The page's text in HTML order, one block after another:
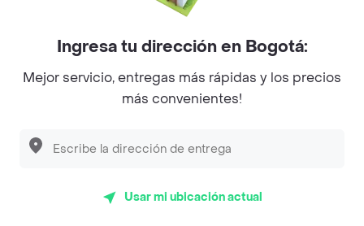
$ 8000
200 gramos de croquetas de yuca
Ingresa tu dirección en Bogotá:
Mejor servicio, entregas más rápidas y los precios
más convenientes!
Usar mi ubicación actual